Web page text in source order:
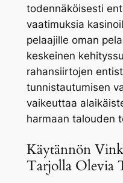
todennäköisesti
vaatimuksia
pelaajille oman
keskeinen
rahansiirtojen
tunnistautumisen
vaikeuttaa
harmaan talouden
Käytännön
Tarjolla Olevia